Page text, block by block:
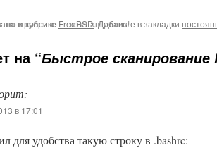
в рубрике FreeBSD. Добавьте в закладки
и красиво — вот наш девиз!
на “Быстрое сканирование
в 17:01
для удобства такую строку в .bashrc: